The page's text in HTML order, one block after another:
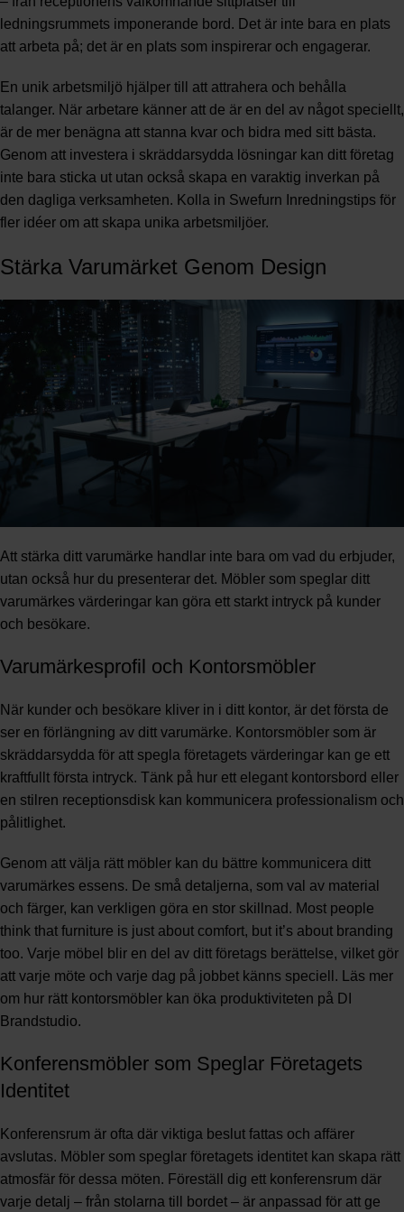
ledningsrummets imponerande bord. Det är inte bara en plats
att arbeta på; det är en plats som inspirerar och engagerar.
En unik arbetsmiljö hjälper till att attrahera och behålla
talanger. När arbetare känner att de är en del av något speciellt,
är de mer benägna att stanna kvar och bidra med sitt bästa.
Genom att investera i skräddarsydda lösningar kan ditt företag
inte bara sticka ut utan också skapa en varaktig inverkan på
den dagliga verksamheten. Kolla in Swefurn Inredningstips för
fler idéer om att skapa unika arbetsmiljöer.
Stärka Varumärket Genom Design
Att stärka ditt varumärke handlar inte bara om vad du erbjuder,
utan också hur du presenterar det. Möbler som speglar ditt
varumärkes värderingar kan göra ett starkt intryck på kunder
och besökare.
Varumärkesprofil och Kontorsmöbler
När kunder och besökare kliver in i ditt kontor, är det första de
ser en förlängning av ditt varumärke. Kontorsmöbler som är
skräddarsydda för att spegla företagets värderingar kan ge ett
kraftfullt första intryck. Tänk på hur ett elegant kontorsbord eller
en stilren receptionsdisk kan kommunicera professionalism och
pålitlighet.
Genom att välja rätt möbler kan du bättre kommunicera ditt
varumärkes essens. De små detaljerna, som val av material
och färger, kan verkligen göra en stor skillnad. Most people
think that furniture is just about comfort, but it’s about branding
too. Varje möbel blir en del av ditt företags berättelse, vilket gör
att varje möte och varje dag på jobbet känns speciell. Läs mer
om hur rätt kontorsmöbler kan öka produktiviteten på DI
Brandstudio.
Konferensmöbler som Speglar Företagets
Identitet
Konferensrum är ofta där viktiga beslut fattas och affärer
avslutas. Möbler som speglar företagets identitet kan skapa rätt
atmosfär för dessa möten. Föreställ dig ett konferensrum där
varje detalj – från stolarna till bordet – är anpassad för att ge